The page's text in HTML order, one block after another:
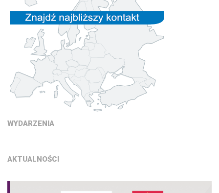
WYDARZENIA
AKTUALNOŚCI